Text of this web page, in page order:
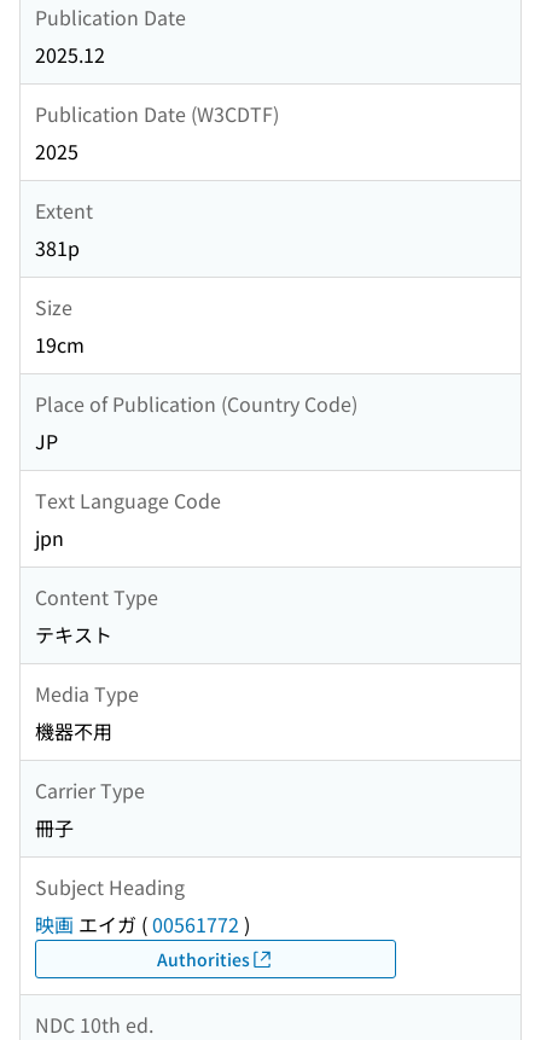
Publication Date
2025.12
Publication Date (W3CDTF)
2025
Extent
381p
Size
19cm
Place of Publication (Country Code)
JP
Text Language Code
jpn
Content Type
テキスト
Media Type
機器不用
Carrier Type
冊子
Subject Heading
映画 エイガ (00561772 )
Authorities
NDC 10th ed.